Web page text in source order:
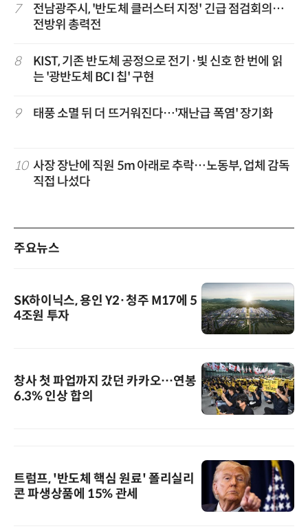
7
전남광주시, '반도체 클러스터 지정' 긴급 점검회의…
전방위 총력전
8
KIST, 기존 반도체 공정으로 전기·빛 신호 한 번에 읽
는 '광반도체 BCI 칩' 구현
9 태풍 소멸 뒤 더 뜨거워진다…'재난급 폭염' 장기화
10 사장 장난에 직원 5m 아래로 추락…노동부, 업체 감독
직접 나섰다
주요뉴스
SK하이닉스, 용인 Y2·청주 M17에 5
4조원 투자
창사 첫 파업까지 갔던 카카오…연봉
6.3% 인상 합의
트럼프, '반도체 핵심 원료' 폴리실리
콘 파생상품에 15% 관세